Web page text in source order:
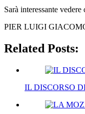
Sarà interessante
PIER LUIGI
Related Posts:
IL DISCORSO